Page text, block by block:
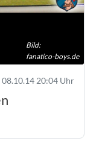
Bild:
fanatico-boys.de
08.10.14 20:04 Uhr